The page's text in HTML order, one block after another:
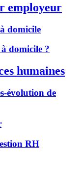
employeur
domicile
domicile ?
humaines
évolution de
RH